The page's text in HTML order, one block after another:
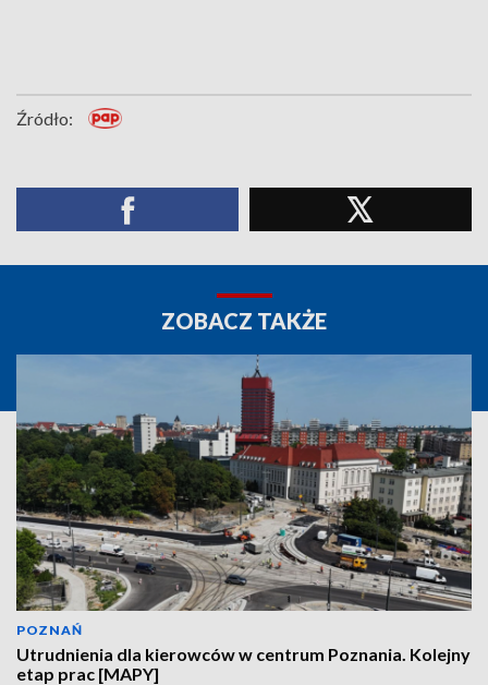
Źródło:
ZOBACZ TAKŻE
POZNAŃ
Utrudnienia dla kierowców w centrum Poznania. Kolejny
etap prac [MAPY]